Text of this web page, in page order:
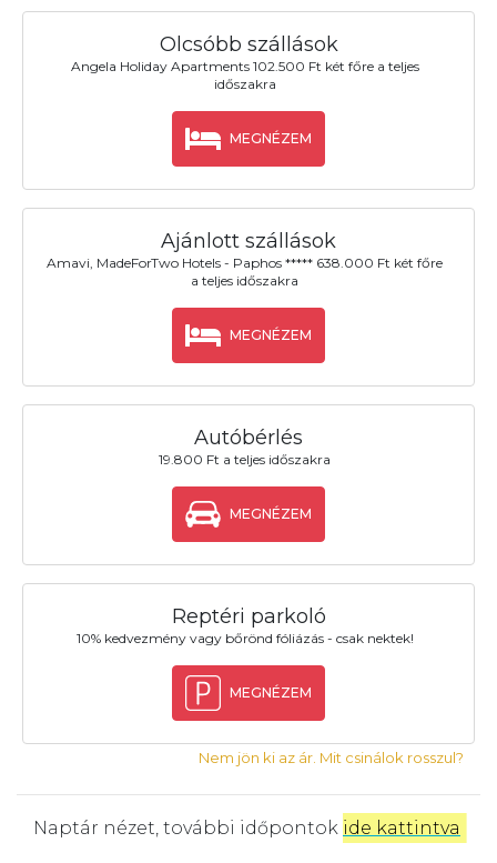
Olcsóbb szállások
Angela Holiday Apartments 102.500 Ft két főre a teljes
időszakra
MEGNÉZEM
Ajánlott szállások
Amavi, MadeForTwo Hotels - Paphos ***** 638.000 Ft két főre
a teljes időszakra
MEGNÉZEM
Autóbérlés
19.800 Ft a teljes időszakra
MEGNÉZEM
Reptéri parkoló
10% kedvezmény vagy bőrönd fóliázás - csak nektek!
MEGNÉZEM
Nem jön ki az ár. Mit csinálok rosszul?
Naptár nézet, további időpontok ide kattintva